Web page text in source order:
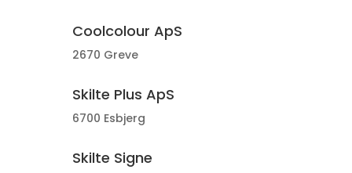
Coolcolour ApS
2670 Greve
Skilte Plus ApS
6700 Esbjerg
Skilte Signe